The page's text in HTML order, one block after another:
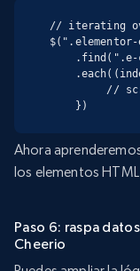
// iterating
$(".elementor-
    })
Ahora
los elementos
Paso 6: raspa
Cheerio